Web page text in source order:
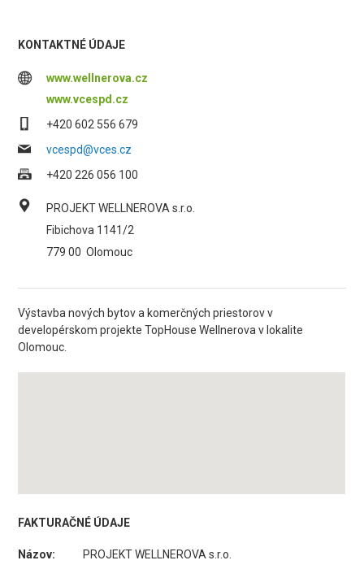
KONTAKTNÉ ÚDAJE
www.wellnerova.cz
www.vcespd.cz
+420 602 556 679
vcespd@vces.cz
+420 226 056 100
PROJEKT WELLNEROVA s.r.o.
Fibichova 1141/2
779 00 Olomouc
Výstavba nových bytov a komerčných priestorov v
developérskom projekte TopHouse Wellnerova v lokalite
Olomouc.
FAKTURAČNÉ ÚDAJE
Názov:
PROJEKT WELLNEROVA s.r.o.